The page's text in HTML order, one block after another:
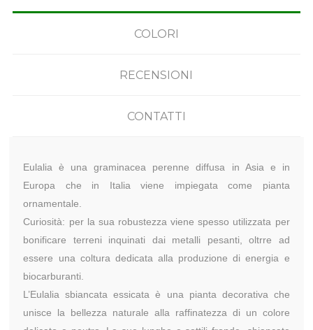
COLORI
RECENSIONI
CONTATTI
Eulalia è una graminacea perenne diffusa in Asia e in
Europa che in Italia viene impiegata come pianta
ornamentale.
Curiosità: per la sua robustezza viene spesso utilizzata per
bonificare terreni inquinati dai metalli pesanti, oltrre ad
essere una coltura dedicata alla produzione di energia e
biocarburanti.
L’Eulalia sbiancata essicata è una pianta decorativa che
unisce la bellezza naturale alla raffinatezza di un colore